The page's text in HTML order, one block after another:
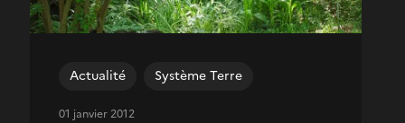
Actualité Système Terre
01 janvier 2012